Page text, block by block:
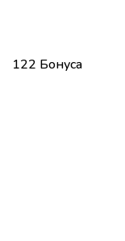
122 Бонуса